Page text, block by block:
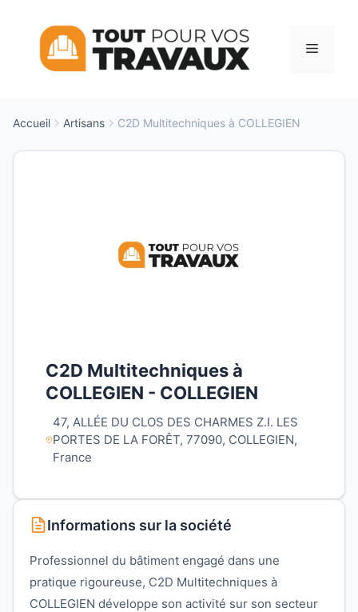
contenu
Menu
Accueil Artisans C2D Multitechniques à COLLEGIEN
C2D Multitechniques à
COLLEGIEN - COLLEGIEN
47, ALLÉE DU CLOS DES CHARMES Z.I. LES
PORTES DE LA FORÊT, 77090, COLLEGIEN,
France
Informations sur la société
Professionnel du bâtiment engagé dans une
pratique rigoureuse, C2D Multitechniques à
COLLEGIEN développe son activité sur son secteur